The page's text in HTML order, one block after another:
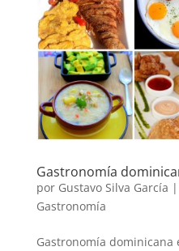
Gastronomía
por Gustavo Silva García |
Gastronomía
Gastronomía dominicana